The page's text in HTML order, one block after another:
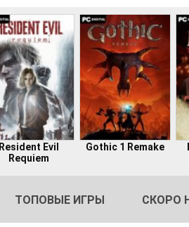
Resident Evil
Requiem
Gothic 1 Remake
ТОПОВЫЕ ИГРЫ СКОРО